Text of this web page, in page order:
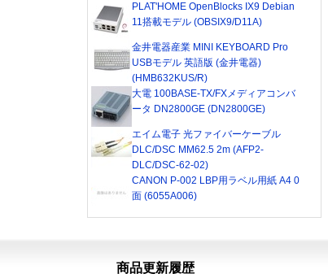
PLAT'HOME OpenBlocks IX9 Debian
11搭載モデル (OBSIX9/D11A)
金井電器産業 MINI KEYBOARD Pro
USBモデル 英語版 (金井電器)
(HMB632KUS/R)
大電 100BASE-TX/FXメディアコンバ
ータ DN2800GE (DN2800GE)
エイム電子 光ファイバーケーブル
DLC/DSC MM62.5 2m (AFP2-
DLC/DSC-62-02)
CANON P-002 LBP用ラベル用紙 A4 0
面 (6055A006)
商品更新履歴